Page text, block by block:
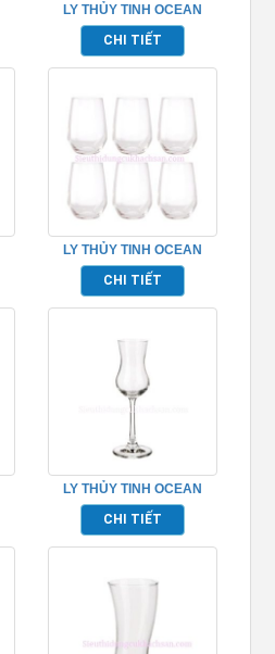
LY THỦY TINH OCEAN
MADISON WHITE WINE
TP_1015W12
CHI TIẾT
LY THỦY TINH OCEAN
LEXINGTON HIBALL
TP_C18513
CHI TIẾT
LY THỦY TINH OCEAN
MADISON SHEERY
TP_1015P04
CHI TIẾT